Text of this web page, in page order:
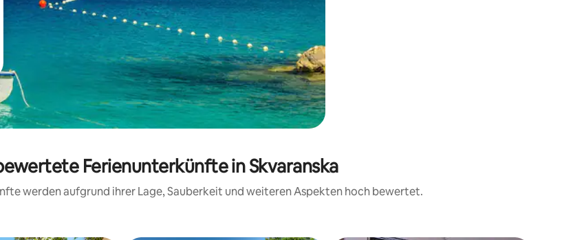
Ferienunterkünfte in Skvaranska
werden aufgrund ihrer Lage, Sauberkeit und weiteren Aspekten hoch bewertet.